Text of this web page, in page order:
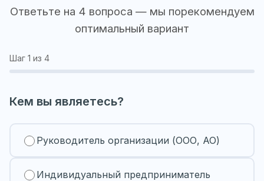
Ответьте на 4 вопроса — мы порекомендуем
оптимальный вариант
Шаг 1 из 4
Кем вы являетесь?
Руководитель организации (ООО, АО)
Индивидуальный предприниматель